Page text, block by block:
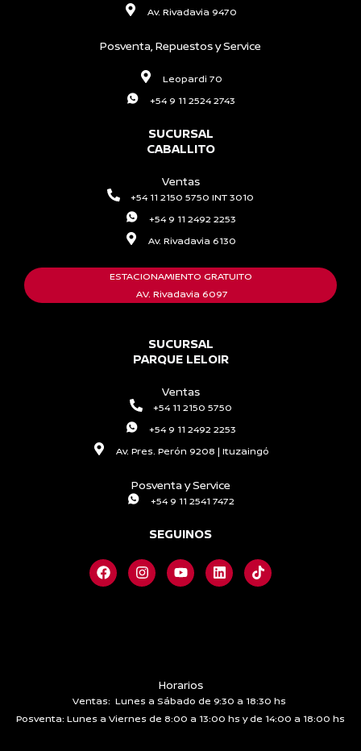
Av. Rivadavia 9470
Posventa, Repuestos y Service
Leopardi 70
+54 9 11 2524 2743
SUCURSAL
CABALLITO
Ventas
+54 11 2150 5750 INT 3010
+54 9 11 2492 2253
Av. Rivadavia 6130
ESTACIONAMIENTO GRATUITO
AV. Rivadavia 6097
SUCURSAL
PARQUE LELOIR
Ventas
+54 11 2150 5750
+54 9 11 2492 2253
Av. Pres. Perón 9208 | Ituzaingó
Posventa y Service
+54 9 11 2541 7472
SEGUINOS
F
a
c
I
n
s
Y
o
u
L
i
n
T
i
k
Horarios
Ventas: Lunes a Sábado de 9:30 a 18:30 hs
Posventa: Lunes a Viernes de 8:00 a 13:00 hs y de 14:00 a 18:00 hs